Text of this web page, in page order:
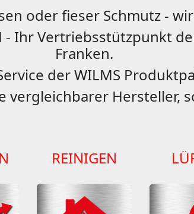
oder fieser Schmutz -
Ihr Vertriebsstützpunkt
Franken.
der WILMS
vergleichbarer Hersteller,
REINIGEN